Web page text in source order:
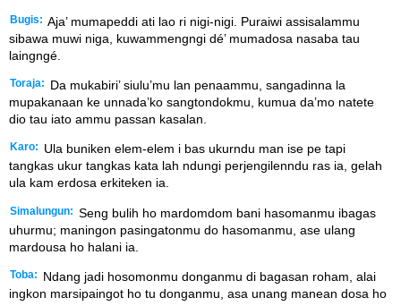
Bugis: Aja’ mumapeddi ati lao ri nigi-nigi. Puraiwi assisalammu
sibawa muwi niga, kuwammengngi dé’ mumadosa nasaba tau
laingngé.
Toraja:
Da mukabiri’ siulu’mu lan penaammu, sangadinna la
mupakanaan ke unnada’ko sangtondokmu, kumua da’mo natete
dio tau iato ammu passan kasalan.
Karo:
Ula buniken elem-elem i bas ukurndu man ise pe tapi
tangkas ukur tangkas kata lah ndungi perjengilenndu ras ia, gelah
ula kam erdosa erkiteken ia.
Simalungun: Seng bulih ho mardomdom bani hasomanmu ibagas
uhurmu; maningon pasingatonmu do hasomanmu, ase ulang
mardousa ho halani ia.
Toba:
Ndang jadi hosomonmu donganmu di bagasan roham, alai
ingkon marsipaingot ho tu donganmu, asa unang manean dosa ho